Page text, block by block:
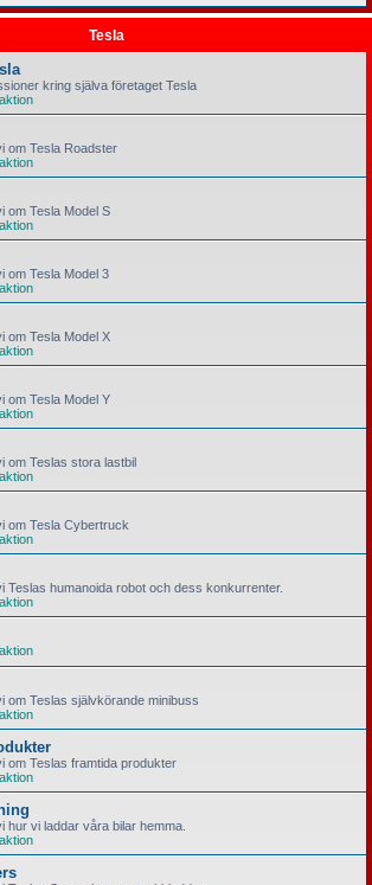
Tesla
kring själva företaget Tesla
om Tesla Roadster
om Tesla Model S
om Tesla Model 3
om Tesla Model X
om Tesla Model Y
om Teslas stora lastbil
om Tesla Cybertruck
Teslas humanoida robot och dess konkurrenter.
om Teslas självkörande minibuss
om Teslas framtida produkter
hur vi laddar våra bilar hemma.